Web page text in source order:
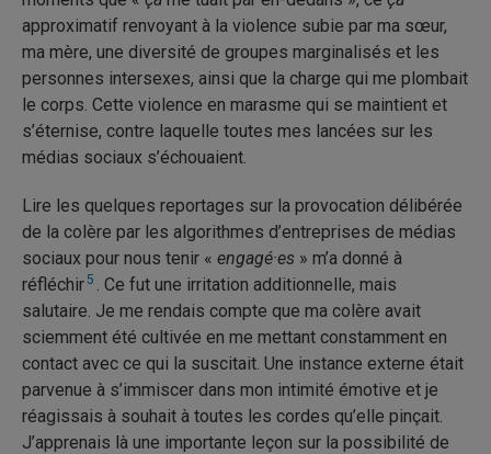
approximatif renvoyant à la violence subie par ma sœur,
ma mère, une diversité de groupes marginalisés et les
personnes intersexes, ainsi que la charge qui me plombait
le corps. Cette violence en marasme qui se maintient et
s’éternise, contre laquelle toutes mes lancées sur les
médias sociaux s’échouaient.
Lire les quelques reportages sur la provocation délibérée
de la colère par les algorithmes d’entreprises de médias
sociaux pour nous tenir « engagé·es » m’a donné à
réfléchir 5
. Ce fut une irritation additionnelle, mais
salutaire. Je me rendais compte que ma colère avait
sciemment été cultivée en me mettant constamment en
contact avec ce qui la suscitait. Une instance externe était
parvenue à s’immiscer dans mon intimité émotive et je
réagissais à souhait à toutes les cordes qu’elle pinçait.
J’apprenais là une importante leçon sur la possibilité de